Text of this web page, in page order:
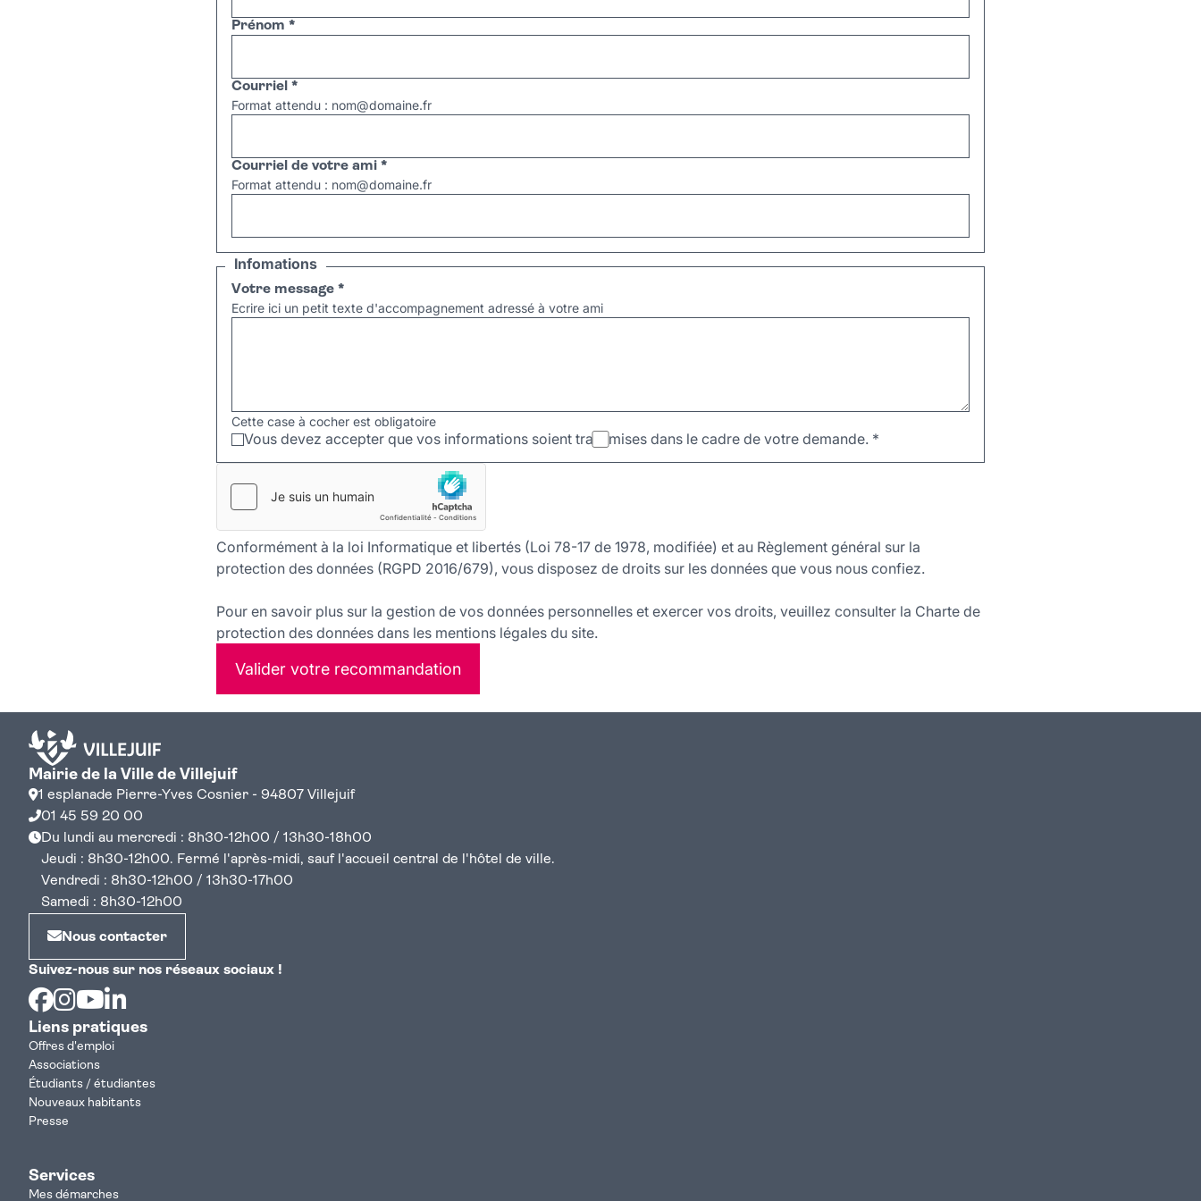
Prénom *
Courriel *
Format attendu : nom@domaine.fr
Courriel de votre ami *
Format attendu : nom@domaine.fr
Infomations
Votre message *
Ecrire ici un petit texte d'accompagnement adressé à votre ami
Cette case à cocher est obligatoire
Vous devez accepter que vos informations soient transmises dans le cadre de votre demande. *
Conformément à la loi Informatique et libertés (Loi 78-17 de 1978, modifiée) et au Règlement général sur la
protection des données (RGPD 2016/679), vous disposez de droits sur les données que vous nous confiez.
Pour en savoir plus sur la gestion de vos données personnelles et exercer vos droits, veuillez consulter la Charte de
protection des données dans les mentions légales du site.
Valider votre recommandation
Mairie de la Ville de Villejuif
1 esplanade Pierre-Yves Cosnier - 94807 Villejuif
01 45 59 20 00
Du lundi au mercredi : 8h30-12h00 / 13h30-18h00
Jeudi : 8h30-12h00. Fermé l'après-midi, sauf l'accueil central de l'hôtel de ville.
Vendredi : 8h30-12h00 / 13h30-17h00
Samedi : 8h30-12h00
Nous contacter
Suivez-nous sur nos réseaux sociaux !
Facebook
Instagram
Youtube
Liens pratiques
Offres d'emploi
Associations
Étudiants / étudiantes
Nouveaux habitants
Presse
Services
Mes démarches